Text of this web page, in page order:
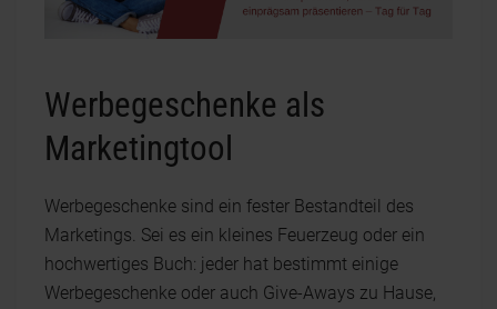
Werbegeschenke als
Marketingtool
Werbegeschenke sind ein fester Bestandteil des
Marketings. Sei es ein kleines Feuerzeug oder ein
hochwertiges Buch: jeder hat bestimmt einige
Werbegeschenke oder auch Give-Aways zu Hause,